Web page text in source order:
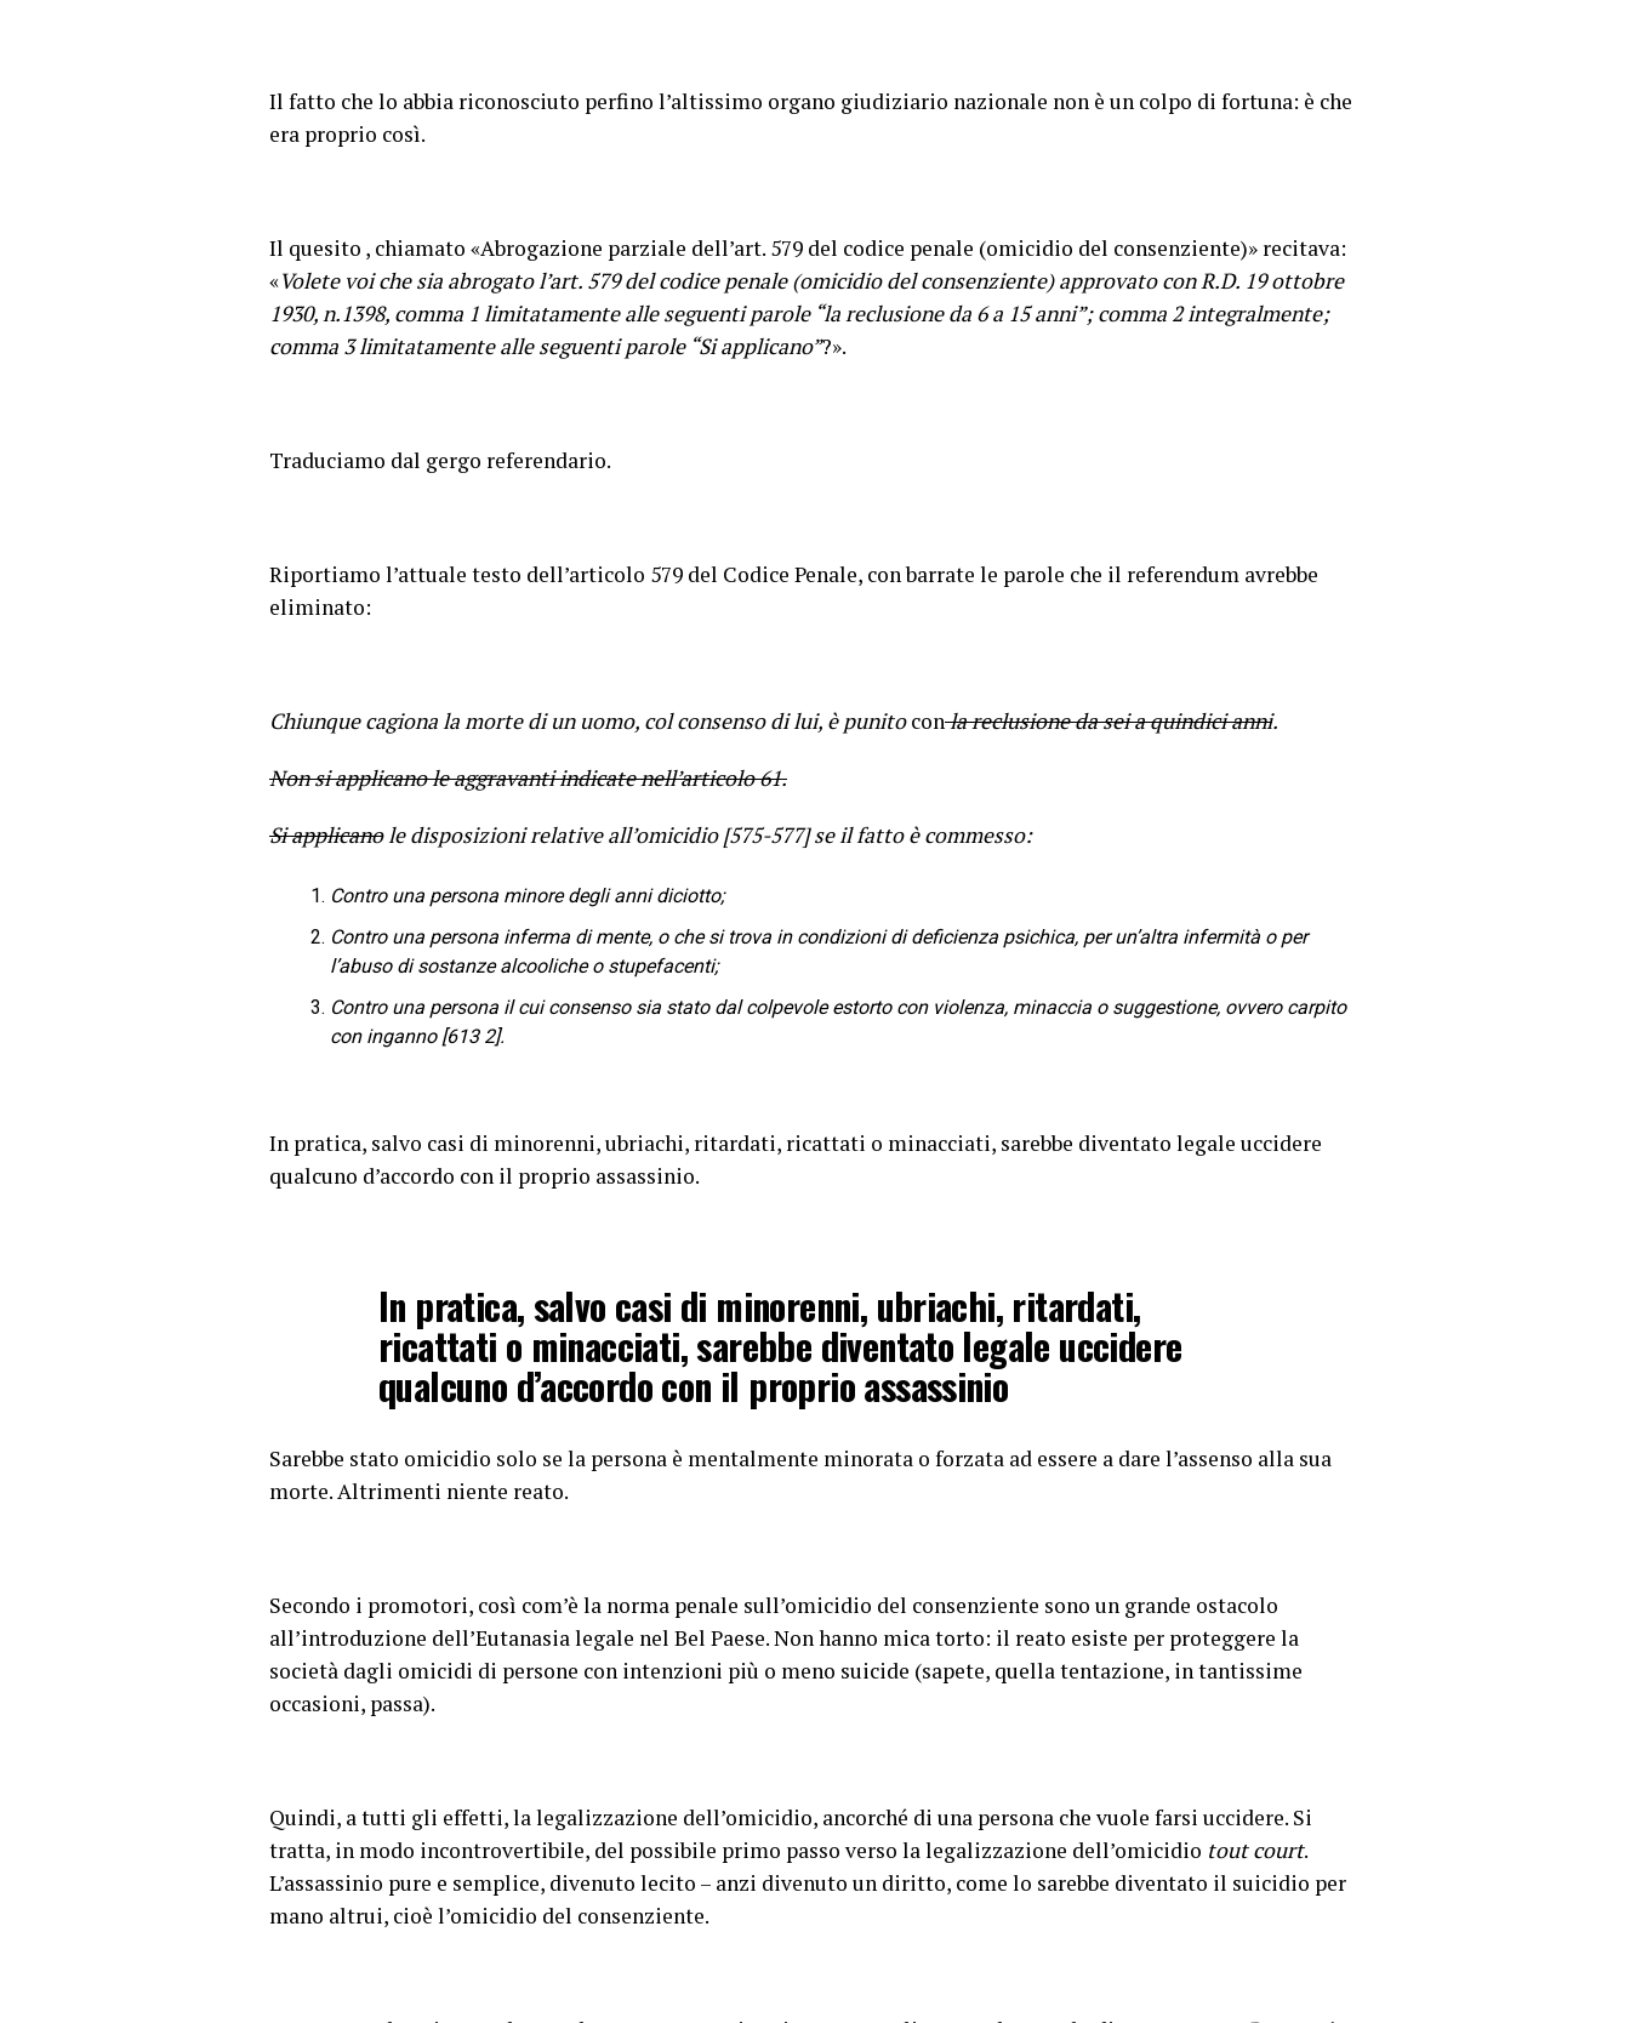
Il fatto che lo abbia riconosciuto perfino l’altissimo organo giudiziario nazionale non è un colpo di fortuna: è che
era proprio così.
Il quesito , chiamato «Abrogazione parziale dell’art. 579 del codice penale (omicidio del consenziente)» recitava:
«Volete voi che sia abrogato l’art. 579 del codice penale (omicidio del consenziente) approvato con R.D. 19 ottobre
1930, n.1398, comma 1 limitatamente alle seguenti parole “la reclusione da 6 a 15 anni”; comma 2 integralmente;
comma 3 limitatamente alle seguenti parole “Si applicano”?».
Traduciamo dal gergo referendario.
Riportiamo l’attuale testo dell’articolo 579 del Codice Penale, con barrate le parole che il referendum avrebbe
eliminato:
Chiunque cagiona la morte di un uomo, col consenso di lui, è punitoconla reclusione da sei a quindici anni.
Non si applicano le aggravanti indicate nell’articolo 61.
Si applicanole disposizioni relative all’omicidio [575-577] se il fatto è commesso:
Contro una persona minore degli anni diciotto;
Contro una persona inferma di mente, o che si trova in condizioni di deficienza psichica, per un’altra infermità o per
l’abuso di sostanze alcooliche o stupefacenti;
Contro una persona il cui consenso sia stato dal colpevole estorto con violenza, minaccia o suggestione, ovvero carpito
con inganno [613 2].
In pratica, salvo casi di minorenni, ubriachi, ritardati, ricattati o minacciati, sarebbe diventato legale uccidere
qualcuno d’accordo con il proprio assassinio.
In pratica, salvo casi di minorenni, ubriachi, ritardati,
ricattati o minacciati, sarebbe diventato legale uccidere
qualcuno d’accordo con il proprio assassinio
Sarebbe stato omicidio solo se la persona è mentalmente minorata o forzata ad essere a dare l’assenso alla sua
morte. Altrimenti niente reato.
Secondo i promotori, così com’è la norma penale sull’omicidio del consenziente sono un grande ostacolo
all’introduzione dell’Eutanasia legale nel Bel Paese. Non hanno mica torto: il reato esiste per proteggere la
società dagli omicidi di persone con intenzioni più o meno suicide (sapete, quella tentazione, in tantissime
occasioni, passa).
Quindi, a tutti gli effetti, la legalizzazione dell’omicidio, ancorché di una persona che vuole farsi uccidere. Si
tratta, in modo incontrovertibile, del possibile primo passo verso la legalizzazione dell’omicidio tout court.
L’assassinio pure e semplice, divenuto lecito – anzi divenuto un diritto, come lo sarebbe diventato il suicidio per
mano altrui, cioè l’omicidio del consenziente.